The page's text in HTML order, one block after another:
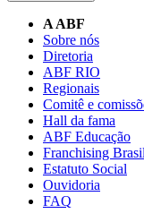
A ABF
Sobre nós
Diretoria
ABF RIO
Regionais
Comitê e
Hall da fama
ABF Educação
Franchising Brasil
Estatuto Social
Ouvidoria
FAQ